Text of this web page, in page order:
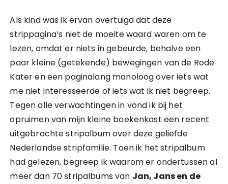
Als kind was ik ervan overtuigd dat deze
strippagina’s niet de moeite waard waren om te
lezen, omdat er niets in gebeurde, behalve een
paar kleine (getekende) bewegingen van de Rode
Kater en een paginalang monoloog over iets wat
me niet interesseerde of iets wat ik niet begreep.
Tegen alle verwachtingen in vond ik bij het
opruimen van mijn kleine boekenkast een recent
uitgebrachte stripalbum over deze geliefde
Nederlandse stripfamilie. Toen ik het stripalbum
had gelezen, begreep ik waarom er ondertussen al
meer dan 70 stripalbums van Jan, Jans en de